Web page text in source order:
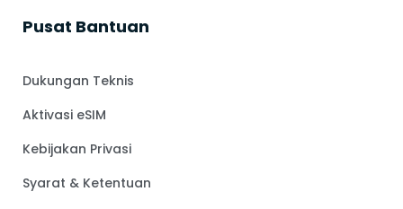
Pusat Bantuan
Dukungan Teknis
Aktivasi eSIM
Kebijakan Privasi
Syarat & Ketentuan